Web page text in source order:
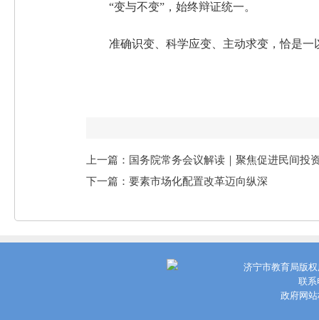
“变与不变”，始终辩证统一。
准确识变、科学应变、主动求变，恰是
上一篇：国务院常务会议解读｜聚焦促进民间投
下一篇：要素市场化配置改革迈向纵深
济宁市教育局版
联系
政府网